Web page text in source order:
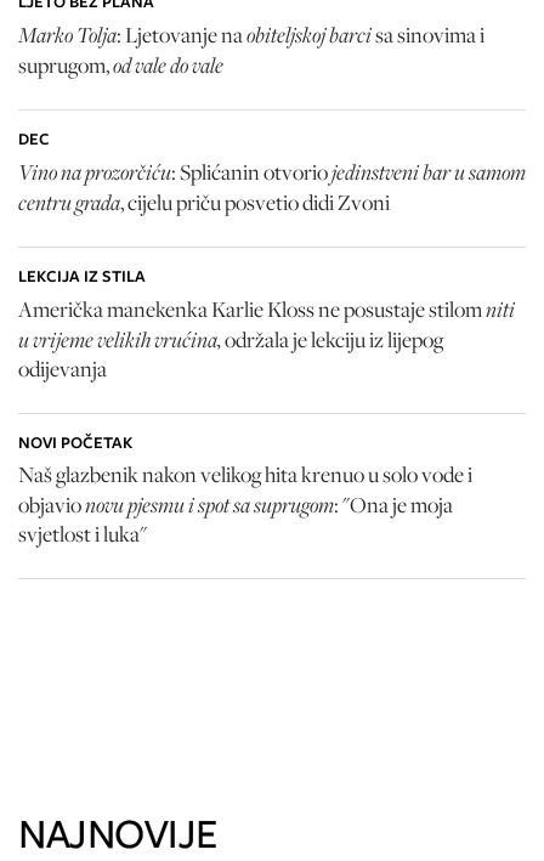
Marko Tolja: Ljetovanje naobiteljskoj barcisa sinovima i
suprugom,od vale do vale
DEC
Vino na prozorčiću: Splićanin otvoriojedinstveni bar u samom
centru grada, cijelu priču posvetio didi Zvoni
LEKCIJA IZ STILA
Američka manekenka Karlie Kloss ne posustaje stilomniti
u vrijeme velikih vrućina,održala je lekciju iz lijepog
odijevanja
NOVI POČETAK
Naš glazbenik nakon velikog hita krenuo u solo vode i
objavionovu pjesmu i spot sa suprugom: "Ona je moja
svjetlost i luka"
NAJNOVIJE